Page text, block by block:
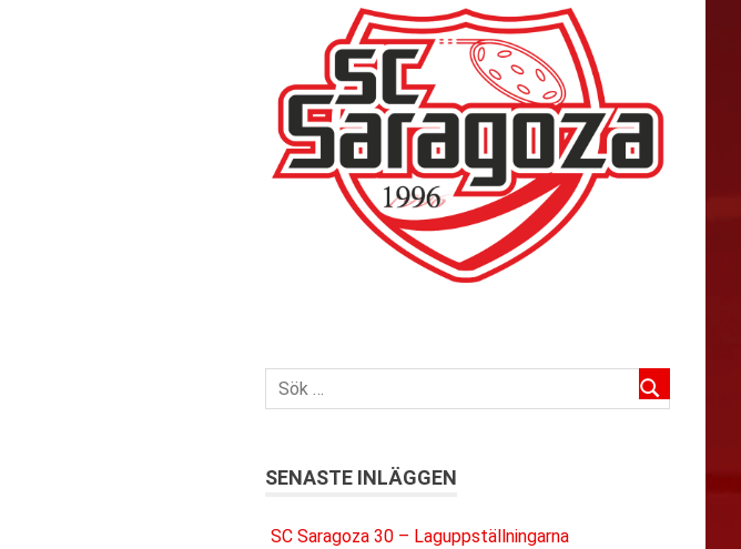
SENASTE INLÄGGEN
SC Saragoza 30 – Laguppställningarna